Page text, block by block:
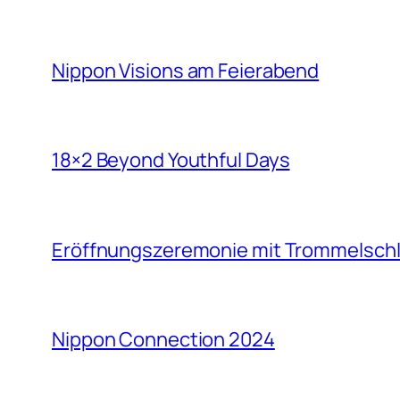
Nippon Visions am Feierabend
18×2 Beyond Youthful Days
Eröffnungszeremonie mit
Nippon Connection 2024